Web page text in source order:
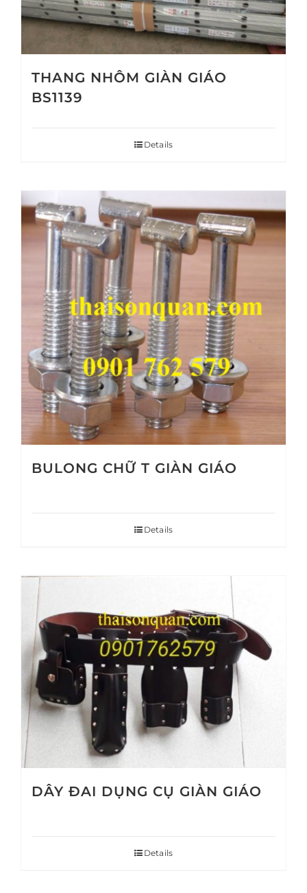
THANG NHÔM GIÀN GIÁO
BS1139
Details
BULONG CHỮ T GIÀN GIÁO
Details
DÂY ĐAI DỤNG CỤ GIÀN GIÁO
Details